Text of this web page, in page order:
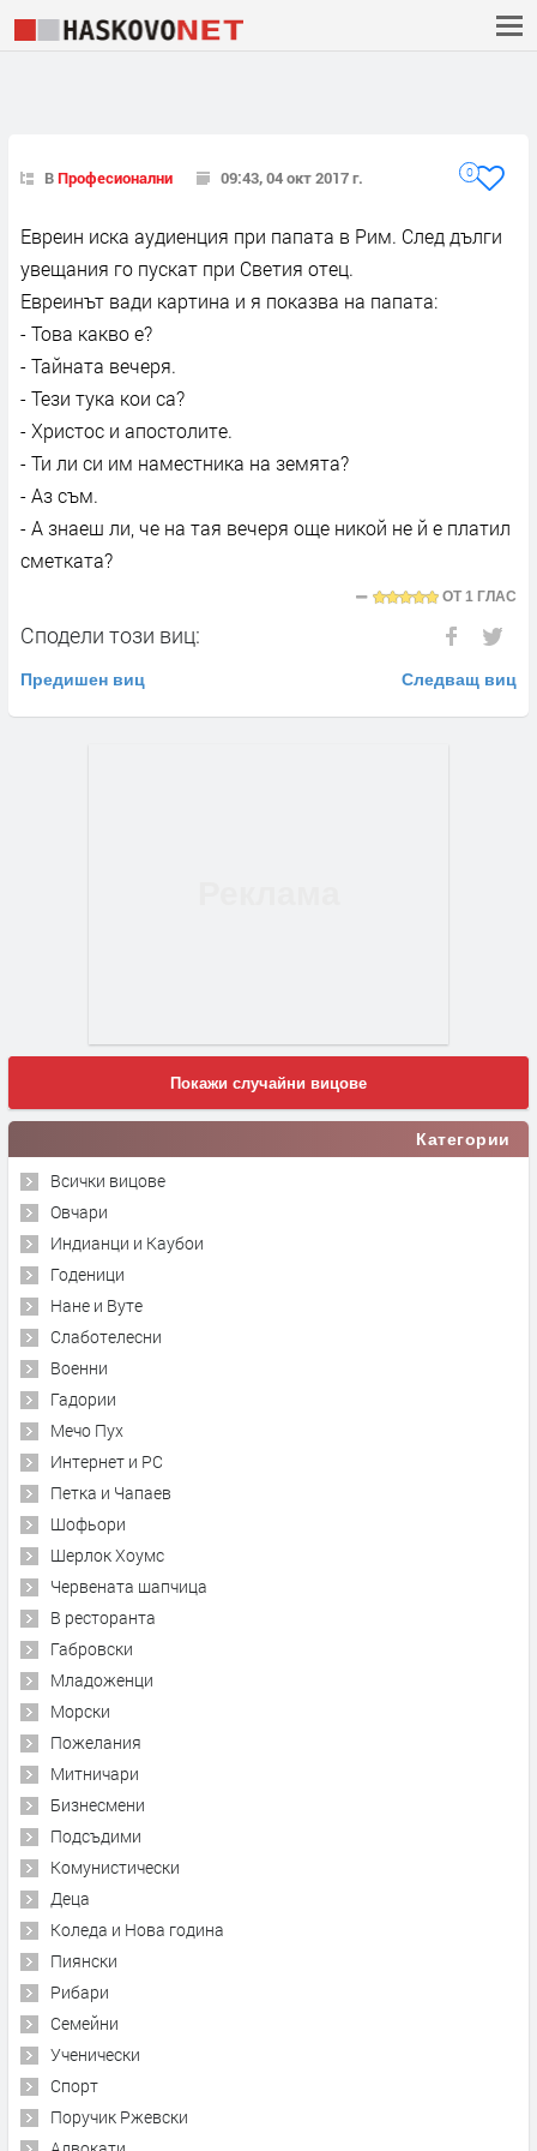
ВПрофесионални 09:43, 04 окт 2017 г. 0
Евреин иска аудиенция при папата в Рим. След дълги
увещания го пускат при Светия отец.
Евреинът вади картина и я показва на папата:
- Това какво е?
- Тайната вечеря.
- Тези тука кои са?
- Христос и апостолите.
- Ти ли си им наместника на земята?
- Аз съм.
- А знаеш ли, че на тая вечеря още никой не й е платил
сметката?
ОТ1 ГЛАС
Сподели този виц:
Предишен виц Следващ виц
Покажи случайни вицове
Категории
Всички вицове
Овчари
Индианци и Каубои
Годеници
Нане и Вуте
Слаботелесни
Военни
Гадории
Мечо Пух
Интернет и PC
Петка и Чапаев
Шофьори
Шерлок Хоумс
Червената шапчица
В ресторанта
Габровски
Младоженци
Морски
Пожелания
Митничари
Бизнесмени
Подсъдими
Комунистически
Деца
Коледа и Нова година
Пиянски
Рибари
Семейни
Ученически
Спорт
Поручик Ржевски